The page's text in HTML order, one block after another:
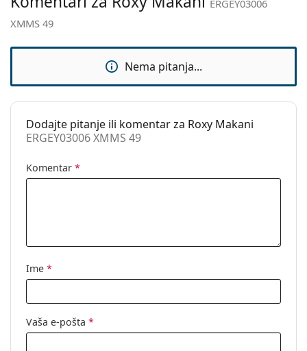
Marka:
Upotreba:
Moda
ERGEY03006 XMMS 49
ERGEY03006
XMMS 49
Nema pitanja...
Dodajte pitanje ili komentar za Roxy Makani
ERGEY03006 XMMS 49
Komentar *
Ime *
Vaša e-pošta *